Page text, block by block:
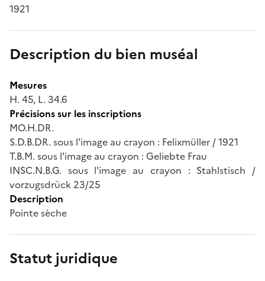
1921
Description du bien muséal
Mesures
H. 45, L. 34.6
Précisions sur les inscriptions
MO.H.DR.
S.D.B.DR. sous l'image au crayon : Felixmüller / 1921
T.B.M. sous l'image au crayon : Geliebte Frau
INSC.N.B.G. sous l'image au crayon : Stahlstisch /
vorzugsdrück 23/25
Description
Pointe sèche
Statut juridique